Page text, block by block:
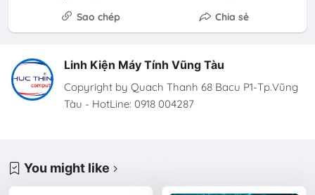
Sao chép
Chia sẻ
Linh Kiện Máy Tính Vũng Tàu
Copyright by Quach Thanh 68 Bacu P1-Tp.Vũng
Tàu - HotLine: 0918 004287
You might like